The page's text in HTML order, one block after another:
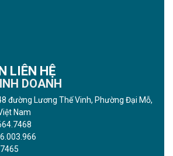
LIÊN HỆ
DOANH
đường Lương Thế Vinh, Phường Đại Mỗ,
Nam